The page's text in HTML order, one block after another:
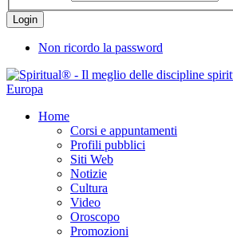
Non ricordo la password
Home
Corsi e appuntamenti
Profili pubblici
Siti Web
Notizie
Cultura
Video
Oroscopo
Promozioni